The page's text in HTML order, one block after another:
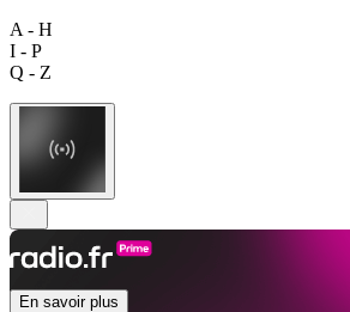
A - H
I - P
Q - Z
En savoir plus